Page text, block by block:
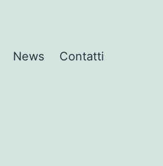
News Contatti